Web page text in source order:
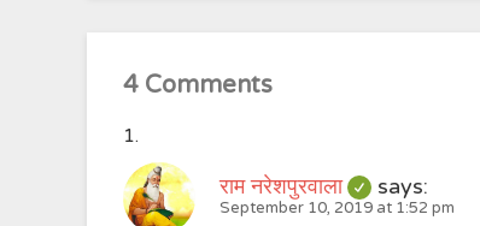
4 Comments
राम नरेशपुरवाला says:
September 10, 2019 at 1:52 pm